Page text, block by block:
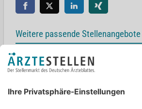
Weitere passende Stellenangebote
Oberarzt Innere Medizin / Geriatrie mwd
Loerstraße 23, 48143 Münster
Albert-Schweitzer-Weg 1, 37154 Northeim